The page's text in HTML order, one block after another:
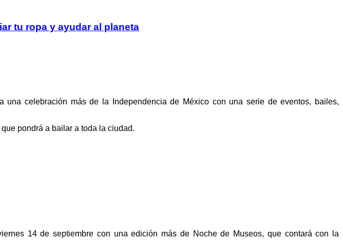
tu ropa y ayudar al planeta
una celebración más de la Independencia de México con una serie de eventos, bailes,
pondrá a bailar a toda la ciudad.
14 de septiembre con una edición más de Noche de Museos, que contará con la